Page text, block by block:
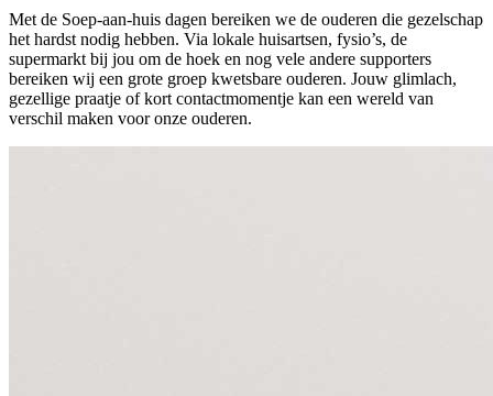
Met de Soep-aan-huis dagen bereiken we de ouderen die gezelschap
het hardst nodig hebben. Via lokale huisartsen, fysio’s, de
supermarkt bij jou om de hoek en nog vele andere supporters
bereiken wij een grote groep kwetsbare ouderen. Jouw glimlach,
gezellige praatje of kort contactmomentje kan een wereld van
verschil maken voor onze ouderen.